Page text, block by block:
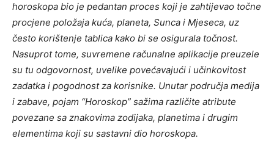
horoskopa bio je pedantan proces koji je zahtijevao točne
procjene položaja kuća, planeta, Sunca i Mjeseca, uz
često korištenje tablica kako bi se osigurala točnost.
Nasuprot tome, suvremene računalne aplikacije preuzele
su tu odgovornost, uvelike povećavajući i učinkovitost
zadatka i pogodnost za korisnike. Unutar područja medija
i zabave, pojam “Horoskop” sažima različite atribute
povezane sa znakovima zodijaka, planetima i drugim
elementima koji su sastavni dio horoskopa.